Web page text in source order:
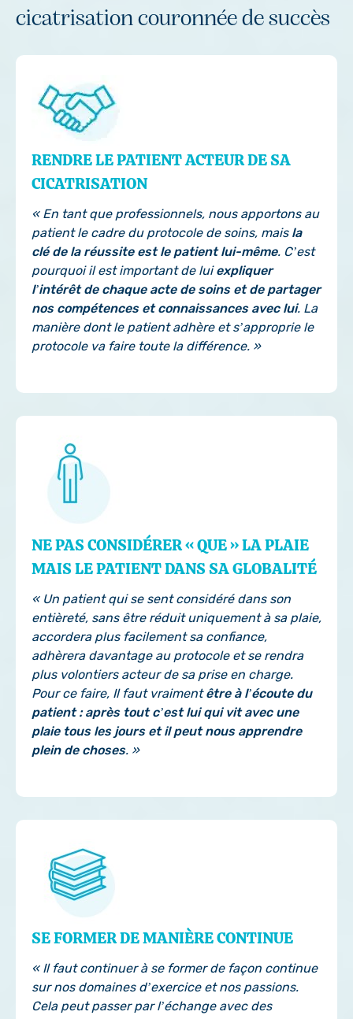
cicatrisation couronnée de succès
RENDRE LE PATIENT ACTEUR DE SA
CICATRISATION
« En tant que professionnels, nous apportons au
patient le cadre du protocole de soins, mais la
clé de la réussite est le patient lui-même. C’est
pourquoi il est important de luiexpliquer
l’intérêt de chaque acte de soins et de partager
nos compétences et connaissances avec lui. La
manière dont le patient adhère et s’approprie le
protocole va faire toute la différence. »
NE PAS CONSIDÉRER « QUE » LA PLAIE
MAIS LE PATIENT DANS SA GLOBALITÉ
« Un patient qui se sent considéré dans son
entièreté, sans être réduit uniquement à sa plaie,
accordera plus facilement sa confiance,
adhèrera davantage au protocole et se rendra
plus volontiers acteur de sa prise en charge.
Pour ce faire, Il faut vraimentêtre à l’écoute du
patient : après tout c’est lui qui vit avec une
plaie tous les jours et il peut nous apprendre
plein de choses. »
SE FORMER DE MANIÈRE CONTINUE
« Il faut continuer à se former de façon continue
sur nos domaines d’exercice et nos passions.
Cela peut passer par l’échange avec des